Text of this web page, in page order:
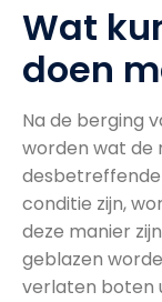
Wat
doen
Na de berging
worden wat de
desbetreffende
conditie zijn,
deze manier
geblazen
verlaten boten